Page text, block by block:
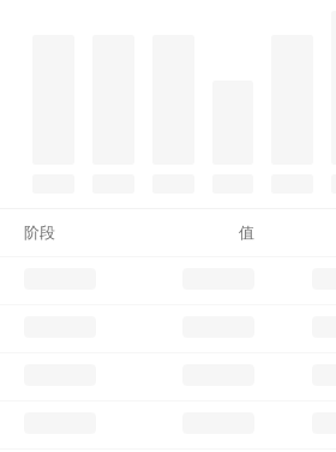
阶段 值